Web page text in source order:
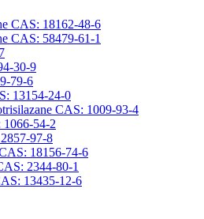
CAS: 18162-48-6
CAS: 58479-61-1
30-9
79-6
13154-24-0
CAS: 1009-93-4
54-2
97-8
18156-74-6
2344-80-1
13435-12-6